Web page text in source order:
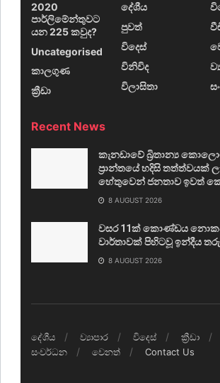
2020
පාර්ලිමේන්තුවට
යන 225 කවුද?
Uncategorised
කාලගුණ
ක්‍රීඩා
දේශීය
පුවත්
විදෙස්
විනිවිද
විලාසිතා
Recent News
කැනඩාවේ බ්‍රිතාන්‍ය
ප්‍රාන්තයේ හදිසි තත්ත්වයක්
හේතුවෙන් ජනතාව ඉවත්
8 AUGUST 2026
වසර 11ක් කොණ්ඩය
වාර්තාවක් පිහිටවූ ඉන්දීය
8 AUGUST 2026
දේශීය ව්‍යාපාර විදෙස් ක්‍රීඩා
සංවර්ධන
වෙනත් Contact Us